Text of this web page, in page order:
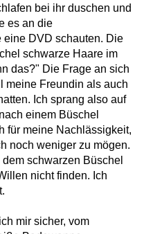
bei ihr duschen und
es an die
eine DVD schauten. Die
schwarze Haare im
das?" Die Frage an sich
meine Freundin als auch
Ich sprang also auf
einem Büschel
für meine Nachlässigkeit,
noch weniger zu mögen.
schwarzen Büschel
nicht finden. Ich
mir sicher, vom